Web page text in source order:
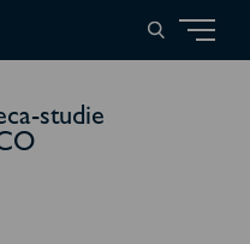
studie